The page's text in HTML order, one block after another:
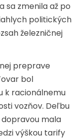
sa zmenila až po
politických
železničnej
preprave
bol
k racionálnemu
vozňov. Deľbu
mala
výškou tarify